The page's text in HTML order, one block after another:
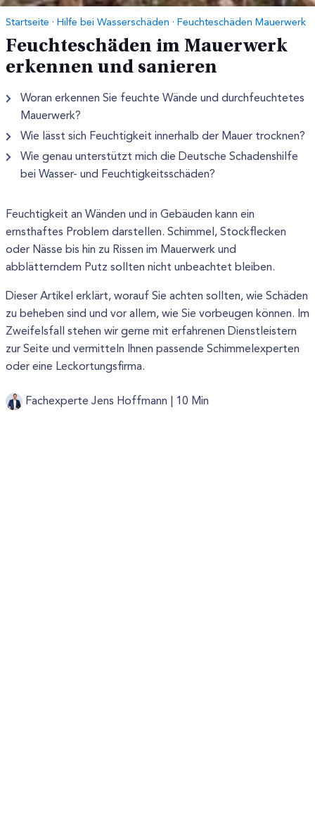
Startseite · Hilfe bei Wasserschäden · Feuchteschäden Mauerwerk
Feuchteschäden im Mauerwerk
erkennen und sanieren
Woran erkennen Sie feuchte Wände und durchfeuchtetes
Mauerwerk?
Wie lässt sich Feuchtigkeit innerhalb der Mauer trocknen?
Wie genau unterstützt mich die Deutsche Schadenshilfe
bei Wasser- und Feuchtigkeitsschäden?
Feuchtigkeit an Wänden und in Gebäuden kann ein
ernsthaftes Problem darstellen. Schimmel, Stockflecken
oder Nässe bis hin zu Rissen im Mauerwerk und
abblätterndem Putz sollten nicht unbeachtet bleiben.
Dieser Artikel erklärt, worauf Sie achten sollten, wie Schäden
zu beheben sind und vor allem, wie Sie vorbeugen können. Im
Zweifelsfall stehen wir gerne mit erfahrenen Dienstleistern
zur Seite und vermitteln Ihnen passende Schimmelexperten
oder eine Leckortungsfirma.
Fachexperte Jens Hoffmann | 10 Min